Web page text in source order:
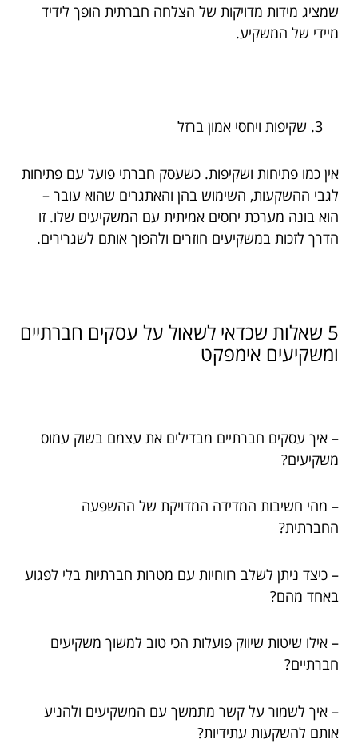
שמציג מידות מדויקות של הצלחה חברתית הופך לידיד
מיידי של המשקיע.
שקיפות ויחסי אמון ברזל
אין כמו פתיחות ושקיפות. כשעסק חברתי פועל עם פתיחות
לגבי ההשקעות, השימוש בהן והאתגרים שהוא עובר –
הוא בונה מערכת יחסים אמיתית עם המשקיעים שלו. זו
הדרך לזכות במשקיעים חוזרים ולהפוך אותם לשגרירים.
5 שאלות שכדאי לשאול על עסקים חברתיים
ומשקיעים אימפקט
– איך עסקים חברתיים מבדילים את עצמם בשוק עמוס
משקיעים?
– מהי חשיבות המדידה המדויקת של ההשפעה
החברתית?
– כיצד ניתן לשלב רווחיות עם מטרות חברתיות בלי לפגוע
באחד מהם?
– אילו שיטות שיווק פועלות הכי טוב למשוך משקיעים
חברתיים?
– איך לשמור על קשר מתמשך עם המשקיעים ולהניע
אותם להשקעות עתידיות?